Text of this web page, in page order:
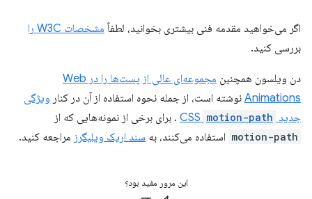
اگر می‌خواهید مقدمه فنی بیشتری بخوانید، لطفاً مشخصات W3C را
بررسی کنید.
دن ویلسون همچنین
مجموعه‌ای عالی از پست‌ها را در Web
Animations نوشته است، از جمله نحوه استفاده از آن در کنار ویژگی
جدید CSS motion-path . برای برخی از نمونه‌هایی که از
motion-path استفاده می‌کنند، به سند اریک ویلیگرز مراجعه کنید.
این مرور مفید بود؟